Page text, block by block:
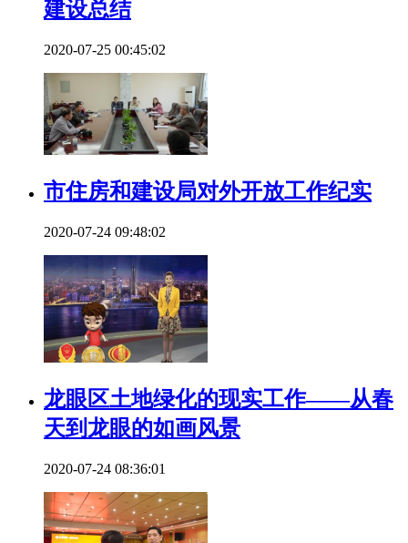
建设总结
2020-07-25 00:45:02
市住房和建设局对外开放工作纪实
2020-07-24 09:48:02
龙眼区土地绿化的现实工作——从春
天到龙眼的如画风景
2020-07-24 08:36:01